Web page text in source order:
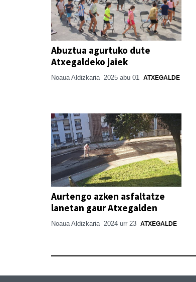
Abuztua agurtuko dute
Atxegaldeko jaiek
Noaua Aldizkaria 2025 abu 01 ATXEGALDE
Aurtengo azken asfaltatze
lanetan gaur Atxegalden
Noaua Aldizkaria 2024 urr 23 ATXEGALDE